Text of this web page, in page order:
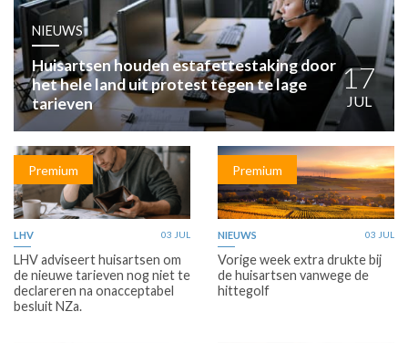
NIEUWS
Huisartsen houden estafettestaking door
het hele land uit protest tegen te lage
tarieven
17
JUL
Premium
LHV 03 JUL
LHV adviseert huisartsen om
de nieuwe tarieven nog niet te
declareren na onacceptabel
besluit NZa.
Premium
NIEUWS 03 JUL
Vorige week extra drukte bij
de huisartsen vanwege de
hittegolf